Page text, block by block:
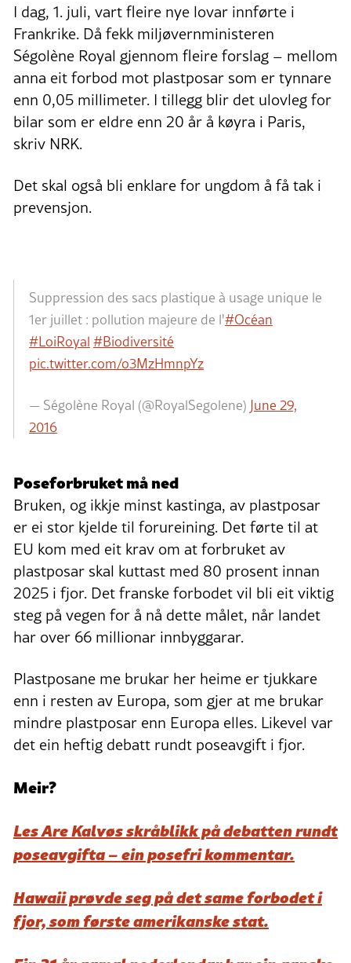
I dag, 1. juli, vart fleire nye lovar innførte i
Frankrike. Då fekk miljøvernministeren
Ségolène Royal gjennom fleire forslag – mellom
anna eit forbod mot plastposar som er tynnare
enn 0,05 millimeter. I tillegg blir det ulovleg for
bilar som er eldre enn 20 år å køyra i Paris,
skriv NRK.
Det skal også bli enklare for ungdom å få tak i
prevensjon.
Suppression des sacs plastique à usage unique le
1er juillet : pollution majeure de l'#Océan
#LoiRoyal #Biodiversité
pic.twitter.com/o3MzHmnpYz
— Ségolène Royal (@RoyalSegolene) June 29,
2016
Poseforbruket må ned
Bruken, og ikkje minst kastinga, av plastposar
er ei stor kjelde til forureining. Det førte til at
EU kom med eit krav om at forbruket av
plastposar skal kuttast med 80 prosent innan
2025 i fjor. Det franske forbodet vil bli eit viktig
steg på vegen for å nå dette målet, når landet
har over 66 millionar innbyggarar.
Plastposane me brukar her heime er tjukkare
enn i resten av Europa, som gjer at me brukar
mindre plastposar enn Europa elles. Likevel var
det ein heftig debatt rundt poseavgift i fjor.
Meir?
Les Are Kalvøs skråblikk på debatten rundt
poseavgifta – ein posefri kommentar.
Hawaii prøvde seg på det same forbodet i
fjor, som første amerikanske stat.